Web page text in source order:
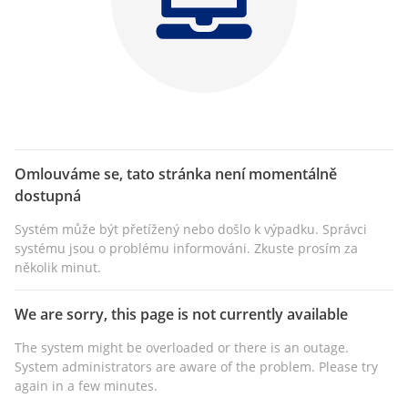
Omlouváme se, tato stránka není momentálně
dostupná
Systém může být přetížený nebo došlo k výpadku. Správci
systému jsou o problému informováni. Zkuste prosím za
několik minut.
We are sorry, this page is not currently available
The system might be overloaded or there is an outage.
System administrators are aware of the problem. Please try
again in a few minutes.